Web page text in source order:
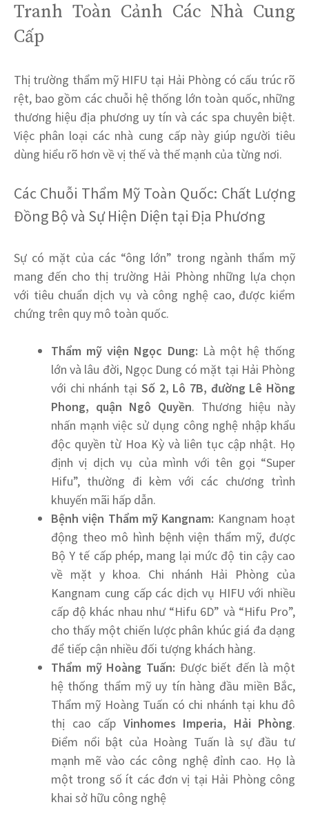
Tranh Toàn Cảnh Các Nhà Cung
Cấp
Thị trường thẩm mỹ HIFU tại Hải Phòng có cấu trúc rõ
rệt, bao gồm các chuỗi hệ thống lớn toàn quốc, những
thương hiệu địa phương uy tín và các spa chuyên biệt.
Việc phân loại các nhà cung cấp này giúp người tiêu
dùng hiểu rõ hơn về vị thế và thế mạnh của từng nơi.
Các Chuỗi Thẩm Mỹ Toàn Quốc: Chất Lượng
Đồng Bộ và Sự Hiện Diện tại Địa Phương
Sự có mặt của các “ông lớn” trong ngành thẩm mỹ
mang đến cho thị trường Hải Phòng những lựa chọn
với tiêu chuẩn dịch vụ và công nghệ cao, được kiểm
chứng trên quy mô toàn quốc.
Thẩm mỹ viện Ngọc Dung: Là một hệ thống
lớn và lâu đời, Ngọc Dung có mặt tại Hải Phòng
với chi nhánh tại Số 2, Lô 7B, đường Lê Hồng
Phong, quận Ngô Quyền. Thương hiệu này
nhấn mạnh việc sử dụng công nghệ nhập khẩu
độc quyền từ Hoa Kỳ và liên tục cập nhật. Họ
định vị dịch vụ của mình với tên gọi “Super
Hifu”, thường đi kèm với các chương trình
khuyến mãi hấp dẫn.
Bệnh viện Thẩm mỹ Kangnam: Kangnam hoạt
động theo mô hình bệnh viện thẩm mỹ, được
Bộ Y tế cấp phép, mang lại mức độ tin cậy cao
về mặt y khoa. Chi nhánh Hải Phòng của
Kangnam cung cấp các dịch vụ HIFU với nhiều
cấp độ khác nhau như “Hifu 6D” và “Hifu Pro”,
cho thấy một chiến lược phân khúc giá đa dạng
để tiếp cận nhiều đối tượng khách hàng.
Thẩm mỹ Hoàng Tuấn: Được biết đến là một
hệ thống thẩm mỹ uy tín hàng đầu miền Bắc,
Thẩm mỹ Hoàng Tuấn có chi nhánh tại khu đô
thị cao cấp Vinhomes Imperia, Hải Phòng.
Điểm nổi bật của Hoàng Tuấn là sự đầu tư
mạnh mẽ vào các công nghệ đỉnh cao. Họ là
một trong số ít các đơn vị tại Hải Phòng công
khai sở hữu công nghệ